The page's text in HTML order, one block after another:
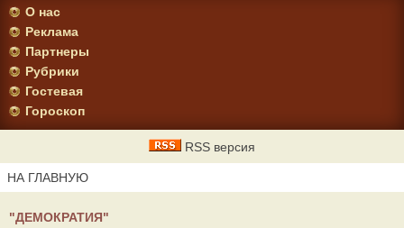
О нас
Реклама
Партнеры
Рубрики
Гостевая
Гороскоп
RSS версия
НА ГЛАВНУЮ
"ДЕМОКРАТИЯ"